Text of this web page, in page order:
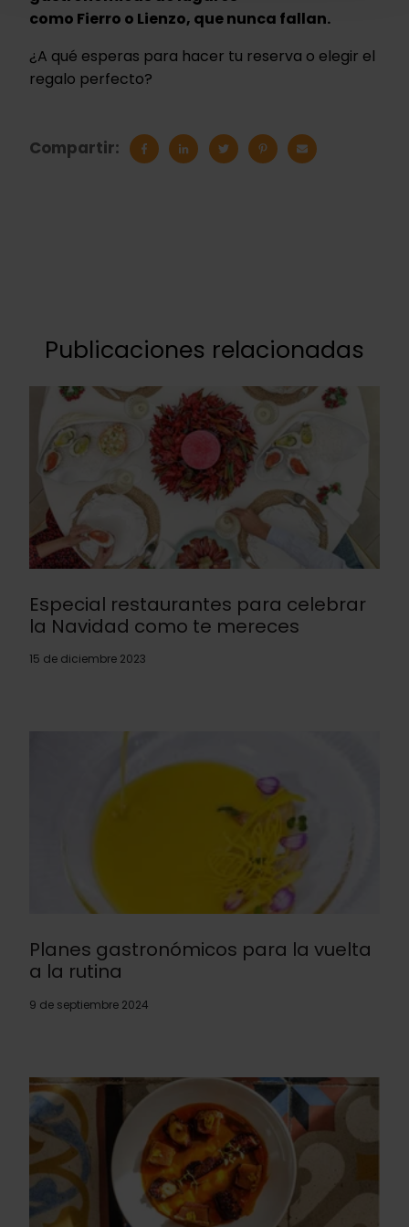
como Fierro o Lienzo, que nunca fallan.
¿A qué esperas para hacer tu reserva o elegir el
regalo perfecto?
Compartir:
Publicaciones relacionadas
Especial restaurantes para celebrar
la Navidad como te mereces
15 de diciembre 2023
Planes gastronómicos para la vuelta
a la rutina
9 de septiembre 2024